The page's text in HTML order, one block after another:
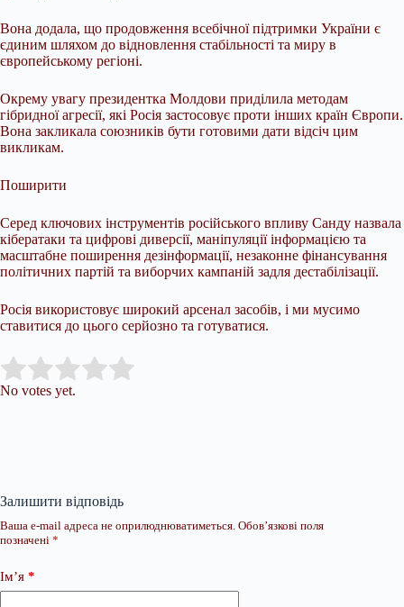
Вона додала, що продовження всебічної підтримки України є
єдиним шляхом до відновлення стабільності та миру в
європейському регіоні.
Окрему увагу президентка Молдови приділила методам
гібридної агресії, які Росія застосовує проти інших країн Європи.
Вона закликала союзників бути готовими дати відсіч цим
викликам.
Поширити
Серед ключових інструментів російського впливу Санду назвала
кібератаки та цифрові диверсії, маніпуляції інформацією та
масштабне поширення дезінформації, незаконне фінансування
політичних партій та виборчих кампаній задля дестабілізації.
Росія використовує широкий арсенал засобів, і ми мусимо
ставитися до цього серйозно та готуватися.
Rate this item:
No votes yet.
Залишити відповідь
Ваша e-mail адреса не оприлюднюватиметься. Обов’язкові поля
позначені *
Ім’я *